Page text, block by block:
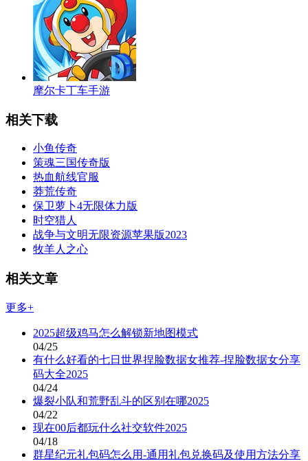
摩尔卡丁车手游
相关下载
小鱼传奇
策魂三国传奇版
热血航线官服
莽荒传奇
保卫萝卜4无限体力版
时空猎人
战争与文明无限资源苹果版2023
牧羊人之心
相关文章
更多+
2025超级鸡马怎么解锁新地图模式
04/25
有什么好看的七日世界捏脸数据女推荐-捏脸数据女分享
码大全2025
04/24
爆裂小队和荒野乱斗的区别在哪2025
04/22
现在00后都玩什么社交软件2025
04/18
群星纪元礼包码怎么用-通用礼包兑换码及使用方法分享